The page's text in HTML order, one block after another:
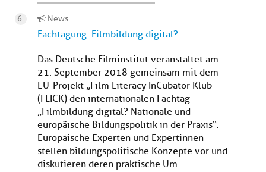
News
Fachtagung: Filmbildung digital?
Das Deutsche Filminstitut veranstaltet am
21. September 2018 gemeinsam mit dem
EU-Projekt „Film Literacy InCubator Klub
(FLICK) den internationalen Fachtag
„Filmbildung digital? Nationale und
europäische Bildungspolitik in der Praxis“.
Europäische Experten und Expertinnen
stellen bildungspolitische Konzepte vor und
diskutieren deren praktische Um...